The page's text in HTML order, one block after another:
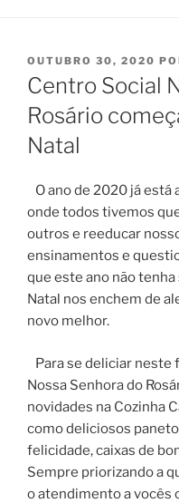
PUBLICADO
EM
OUTUBRO 30, 2020
Centro Social
Rosário
Natal
O ano de 2020 já está
onde todos tivemos
outros e reeducar
ensinamentos e
que este ano não
Natal nos enchem de
novo melhor.
Para se deliciar neste
Nossa Senhora do
novidades na Cozinha
como deliciosos
felicidade, caixas de
Sempre priorizando a
o atendimento a vocês